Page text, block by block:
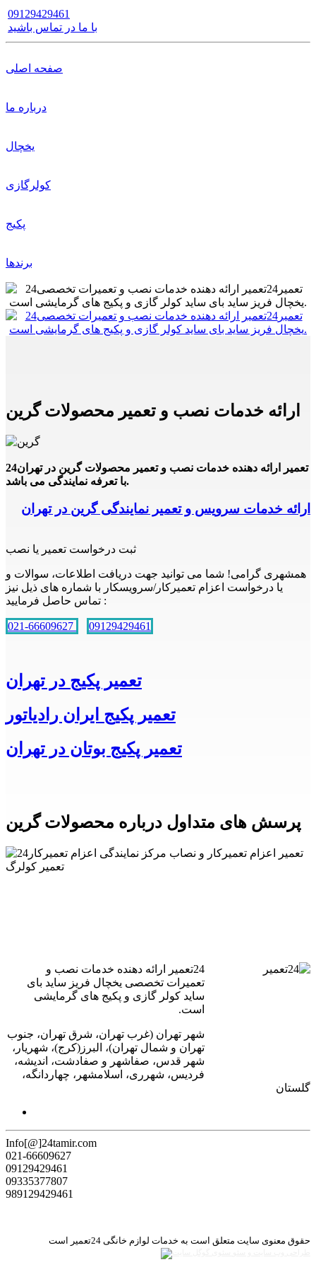
09129429461
با ما در تماس باشید
صفحه اصلی
درباره ما
یخچال
کولرگازی
پکیج
برندها
ارائه خدمات نصب و تعمیر محصولات گرین
24تعمیر ارائه دهنده خدمات نصب و تعمیر محصولات گرین در تهران
با تعرفه نمایندگی می باشد.
ارائه خدمات سرویس و تعمیر نمایندگی گرین در تهران
ثبت درخواست تعمیر یا نصب
همشهری گرامی! شما می توانید جهت دریافت اطلاعات، سوالات و
یا درخواست اعزام تعمیرکار/سرویسکار با شماره های ذیل نیز
تماس حاصل فرمایید :
021-66609627 09129429461
تعمیر پکیج در تهران
تعمیر پکیج ایران رادیاتور
تعمیر پکیج بوتان در تهران
پرسش های متداول درباره محصولات گرین
24تعمیر ارائه دهنده خدمات نصب و
تعمیرات تخصصی یخچال فریز ساید بای
ساید کولر گازی و پکیج های گرمایشی
است.
شهر تهران (غرب تهران، شرق تهران، جنوب
تهران و شمال تهران)، البرز(کرج)، شهریار،
شهر قدس، صفاشهر و صفادشت، اندیشه،
فردیس، شهرری، اسلامشهر، چهاردانگه،
گلستان
Info[@]24tamir.com
021-66609627
09129429461
09335377807
989129429461
حقوق معنوی سایت متعلق است به خدمات لوازم خانگی 24تعمیر است